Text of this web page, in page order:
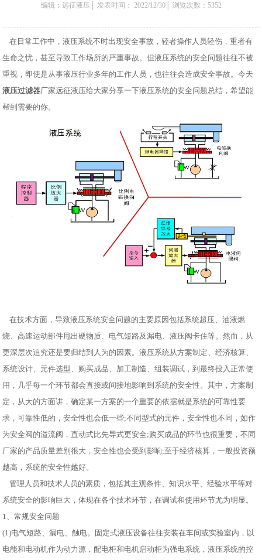
编辑：远征液压│ 发表时间： 2022/12/30│ 浏览次数：5352
在日常工作中，液压系统不时出现安全事故，轻者操作人员轻伤，重者有
生命之忧，甚至导致工作场所的严重事故。但液压系统的安全问题往往不被
重视，即使是从事液压行业多年的工作人员，也往往会造成安全事故。今天
液压过滤器厂家远征液压给大家分享一下液压系统的安全问题总结，希望能
帮到需要的你。
在技术方面，导致液压系统安全问题的主要原因包括系统超压、油液燃
烧、高速运动部件甩出硬物质、电气短路及漏电、液压阀卡住等。然而，从
更深层次追究还是要归结到人为的因素。液压系统从方案制定、经济核算、
系统设计、元件选型、购买成品、加工制造、组装调试，到最终投入正常使
用，几乎每一个环节都会直接或间接地影响到系统的安全性。其中，方案制
定，从大的方面讲，确定某一方案的一个重要的依据就是系统的可靠性要
求，可靠性低的，安全性也会低一些;不同型式的元件，安全性也不同，如作
为安全阀的溢流阀，直动式比先导式更安全;购买成品的环节也很重要，不同
厂家的产品质量差别很大，安全性也会受到影响;至于经济核算，一般投资额
越高，系统的安全性越好。
管理人员和技术人员的素质，包括其主观条件、知识水平、经验水平等对
系统安全的影响巨大，体现在各个技术环节，在调试和使用环节尤为明显。
1、常规安全问题
(1)电气短路、漏电、触电。固定式液压设备往往安装在车间或实验室内，以
电能和电动机作为动力源，配电柜和电机启动柜为强电系统，液压系统的控